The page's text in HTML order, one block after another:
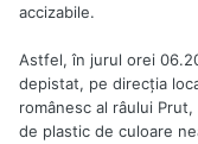
accizabile.
Astfel, în jurul orei
depistat, pe direcţia
românesc al râului
de plastic de culoare